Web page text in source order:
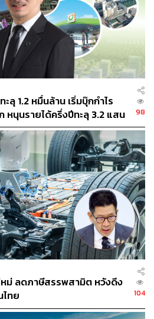
.ล.ต. นั้น เอกนิติยืนยันว่า ได้กำชับ
ละเลขาธิการ ก.ล.ต. ตรวจสอบ
รว่า “กฎหมายต้องเป็นกฎหมาย”
าน ก.ล.ต. ขาดคุณสมบัติหรือ
วหา ตนพร้อมที่จะดำเนินการ
นทีโดยไม่มีข้อยกเว้น
าจไม่ใช่คนพูดเก่งที่ชอบป่าว
กระทรวงการคลังไม่ได้นิ่งเฉยต่อ
อย่างที่นำไปสู่การยึดทรัพย์โดย
ความร่วมมือของคลังและ ก.ล.ต.
รื่องธรรมาภิบาลและไม่เคย
ย่างแน่นอน
กรณ์ จาติกวณิช
ฎร (สส.)
พรรคประชาธิปัตย์
อเรชัน จำกัด (มหาชน)
ภาศ
ตลาดหุ้นไทย
ลุ 1.2 หมื่นล้าน เริ่มบุ๊กกำไร
หนุนรายได้ครึ่งปีทะลุ 3.2 แสน
98
หม่ ลดภาษีสรรพสามิต หวังดึง
ไทย
104